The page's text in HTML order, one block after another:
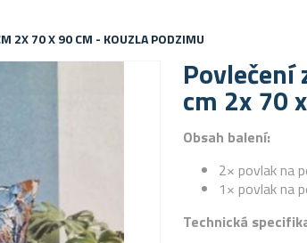
2X 70 X 90 CM - KOUZLA PODZIMU
cm 2x 70
Obsah balení:
2× povlak na
1× povlak na
Technická